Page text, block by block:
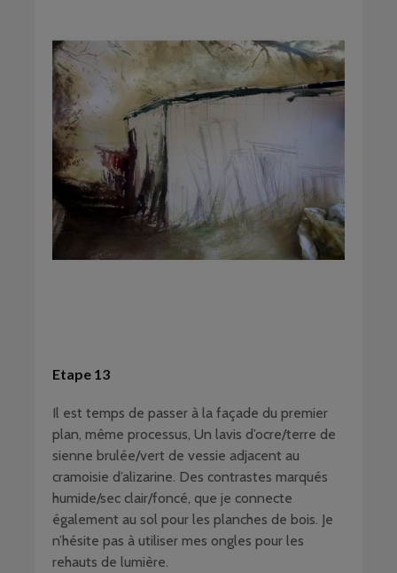
Etape 13
Il est temps de passer à la façade du premier
plan, même processus, Un lavis d’ocre/terre de
sienne brulée/vert de vessie adjacent au
cramoisie d’alizarine. Des contrastes marqués
humide/sec clair/foncé, que je connecte
également au sol pour les planches de bois. Je
n’hésite pas à utiliser mes ongles pour les
rehauts de lumière.